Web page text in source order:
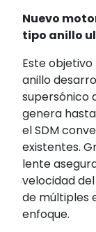
Nuevo
tipo anillo
Este
anillo
supersónico
genera
el SDM
existentes.
lente
velocidad
de múltiples
enfoque.